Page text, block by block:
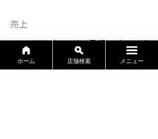
売上
217.2億円（2023年4月期：グループ
計）
ホーム 店舗検索 メニュー